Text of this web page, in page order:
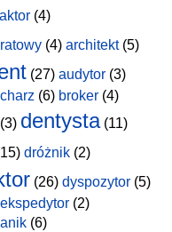
aktor (4)
(4) architekt(5)
(27) audytor (3)
(6) broker (4)
(3) dentysta(11)
dróżnik (2)
(26) dyspozytor (5)
ekspedytor (2)
(6)